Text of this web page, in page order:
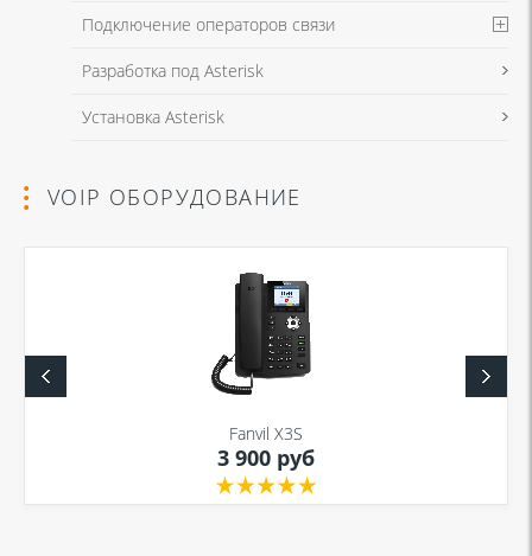
Подключение операторов связи
Разработка под Asterisk
Установка Asterisk
VOIP ОБОРУДОВАНИЕ
Fanvil X3S
3 900 руб